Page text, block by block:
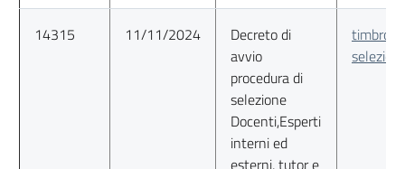
14315 11/11/2024
Decreto di
avvio
procedura di
selezione
Docenti,Esperti
interni ed
esterni, tutor e